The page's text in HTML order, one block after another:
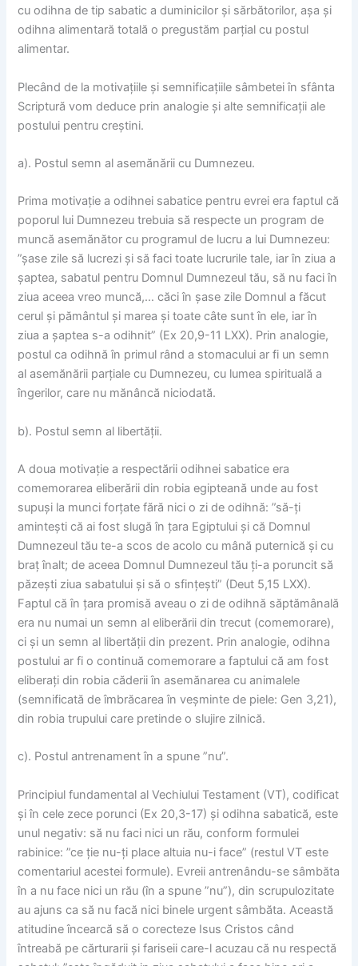
cu odihna de tip sabatic a duminicilor și sărbătorilor, așa și
odihna alimentară totală o pregustăm parțial cu postul
alimentar.
Plecând de la motivațiile și semnificațiile sâmbetei în sfânta
Scriptură vom deduce prin analogie și alte semnificații ale
postului pentru creștini.
a). Postul semn al asemănării cu Dumnezeu.
Prima motivație a odihnei sabatice pentru evrei era faptul că
poporul lui Dumnezeu trebuia să respecte un program de
muncă asemănător cu programul de lucru a lui Dumnezeu:
”șase zile să lucrezi și să faci toate lucrurile tale, iar în ziua a
șaptea, sabatul pentru Domnul Dumnezeul tău, să nu faci în
ziua aceea vreo muncă,… căci în șase zile Domnul a făcut
cerul și pământul și marea și toate câte sunt în ele, iar în
ziua a șaptea s-a odihnit” (Ex 20,9-11 LXX). Prin analogie,
postul ca odihnă în primul rând a stomacului ar fi un semn
al asemănării parțiale cu Dumnezeu, cu lumea spirituală a
îngerilor, care nu mănâncă niciodată.
b). Postul semn al libertății.
A doua motivație a respectării odihnei sabatice era
comemorarea eliberării din robia egipteană unde au fost
supuși la munci forțate fără nici o zi de odihnă: ”să-ți
amintești că ai fost slugă în țara Egiptului și că Domnul
Dumnezeul tău te-a scos de acolo cu mână puternică și cu
braț înalt; de aceea Domnul Dumnezeul tău ți-a poruncit să
păzești ziua sabatului și să o sfințești” (Deut 5,15 LXX).
Faptul că în țara promisă aveau o zi de odihnă săptămânală
era nu numai un semn al eliberării din trecut (comemorare),
ci și un semn al libertății din prezent. Prin analogie, odihna
postului ar fi o continuă comemorare a faptului că am fost
eliberați din robia căderii în asemănarea cu animalele
(semnificată de îmbrăcarea în veșminte de piele: Gen 3,21),
din robia trupului care pretinde o slujire zilnică.
c). Postul antrenament în a spune ”nu”.
Principiul fundamental al Vechiului Testament (VT), codificat
și în cele zece porunci (Ex 20,3-17) și odihna sabatică, este
unul negativ: să nu faci nici un rău, conform formulei
rabinice: ”ce ție nu-ți place altuia nu-i face” (restul VT este
comentariul acestei formule). Evreii antrenându-se sâmbăta
în a nu face nici un rău (în a spune ”nu”), din scrupulozitate
au ajuns ca să nu facă nici binele urgent sâmbăta. Această
atitudine încearcă să o corecteze Isus Cristos când
întreabă pe cărturarii și fariseii care-l acuzau că nu respectă